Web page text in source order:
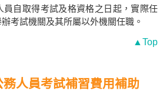
員自取得考試及格資格之日起，實際任
考試機關及其所屬以外機關任職。
▲Top
人員考試補習費用補助